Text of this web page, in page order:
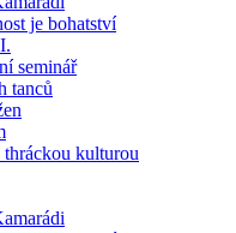
je bohatství
seminář
tanců
kulturou